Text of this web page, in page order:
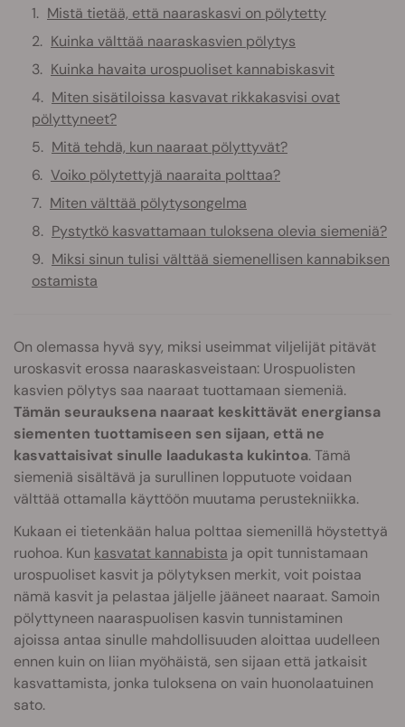
Mistä tietää, että naaraskasvi on pölytetty
Kuinka välttää naaraskasvien pölytys
Kuinka havaita urospuoliset kannabiskasvit
Miten sisätiloissa kasvavat rikkakasvisi ovat
pölyttyneet?
Mitä tehdä, kun naaraat pölyttyvät?
Voiko pölytettyjä naaraita polttaa?
Miten välttää pölytysongelma
Pystytkö kasvattamaan tuloksena olevia siemeniä?
Miksi sinun tulisi välttää siemenellisen kannabiksen
ostamista
On olemassa hyvä syy, miksi useimmat viljelijät pitävät
uroskasvit erossa naaraskasveistaan: Urospuolisten
kasvien pölytys saa naaraat tuottamaan siemeniä.
Tämän seurauksena naaraat keskittävät energiansa
siementen tuottamiseen sen sijaan, että ne
kasvattaisivat sinulle laadukasta kukintoa. Tämä
siemeniä sisältävä ja surullinen lopputuote voidaan
välttää ottamalla käyttöön muutama perustekniikka.
Kukaan ei tietenkään halua polttaa siemenillä höystettyä
ruohoa. Kun kasvatat kannabista ja opit tunnistamaan
urospuoliset kasvit ja pölytyksen merkit, voit poistaa
nämä kasvit ja pelastaa jäljelle jääneet naaraat. Samoin
pölyttyneen naaraspuolisen kasvin tunnistaminen
ajoissa antaa sinulle mahdollisuuden aloittaa uudelleen
ennen kuin on liian myöhäistä, sen sijaan että jatkaisit
kasvattamista, jonka tuloksena on vain huonolaatuinen
sato.